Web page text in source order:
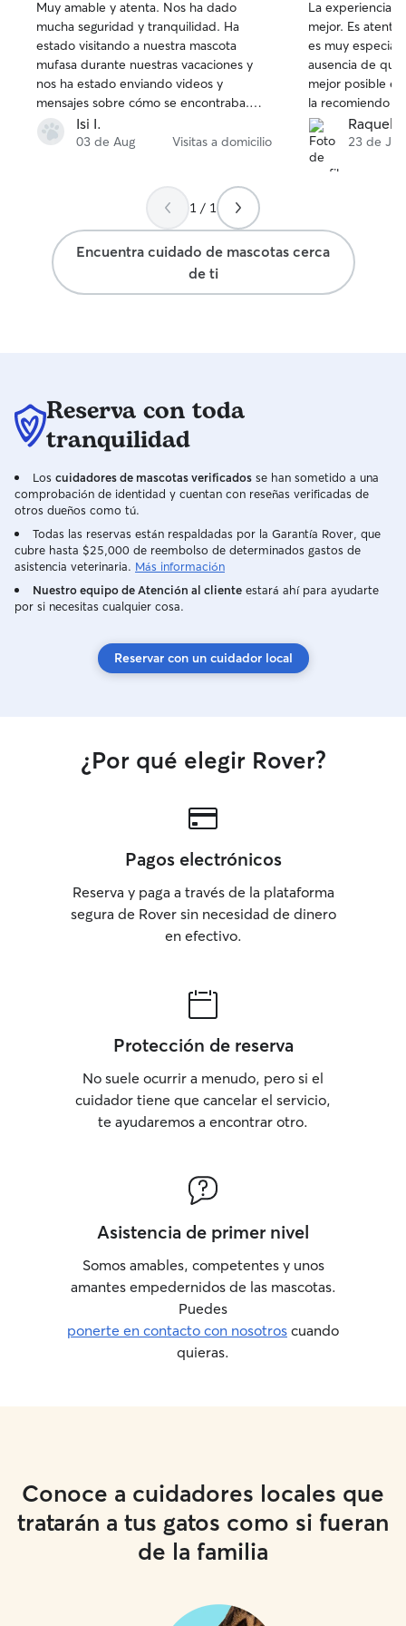
perrito estaría bien acompañado y no se
quedaría solo. Estoy disponible cualquier
día de la semana, incluídos festivos. Vivo
en un piso pequeño y dispongo de
camita para ellos, sofá o si prefieren
dormir acompañados, pueden subir a las
camas sin ningún problema. También me
ofrezco para ir a visitar a los
de
5
estrellas
Muy amable y atenta. Nos ha dado
mucha seguridad y tranquilidad. Ha
estado visitando a nuestra mascota
mufasa durante nuestras vacaciones y
nos ha estado enviando videos y
mensajes sobre cómo se encontraba.
Estamos encantados. Repetiriamos
seguro!
Isi I.
03 de Aug Visitas a domicilio
de
5
estrellas
La experiencia
mejor. Es atenta
es muy especial
ausencia de que
mejor posible
la recomiendo
yo
ella☺️
Raquel
23 de Jun
1 / 1
Encuentra cuidado de mascotas cerca
de ti
Reserva con toda
tranquilidad
Los cuidadores de mascotas verificados se han sometido a una
comprobación de identidad y cuentan con reseñas verificadas de
otros dueños como tú.
Todas las reservas están respaldadas por la Garantía Rover, que
cubre hasta $25,000 de reembolso de determinados gastos de
asistencia veterinaria. Más información
Nuestro equipo de Atención al cliente estará ahí para ayudarte
por si necesitas cualquier cosa.
Reservar con un cuidador local
¿Por qué elegir Rover?
Pagos electrónicos
Reserva y paga a través de la plataforma
segura de Rover sin necesidad de dinero
en efectivo.
Protección de reserva
No suele ocurrir a menudo, pero si el
cuidador tiene que cancelar el servicio,
te ayudaremos a encontrar otro.
Asistencia de primer nivel
Somos amables, competentes y unos
amantes empedernidos de las mascotas.
Puedes
ponerte en contacto con nosotros cuando
quieras.
Conoce a cuidadores locales que
tratarán a tus gatos como si fueran
de la familia